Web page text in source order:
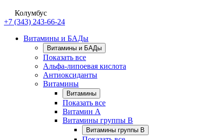
Колумбус
+7 (343) 243-66-24
Витамины и БАДы
Витамины и БАДы
Показать все
Альфа-липоевая кислота
Антиоксиданты
Витамины
Витамины
Показать все
Витамин A
Витамины группы B
Витамины группы B